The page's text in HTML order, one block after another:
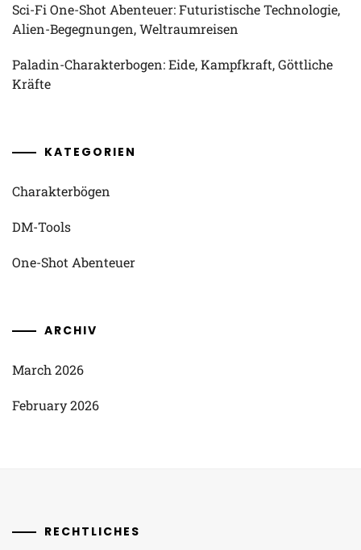
Sci-Fi One-Shot Abenteuer: Futuristische Technologie,
Alien-Begegnungen, Weltraumreisen
Paladin-Charakterbogen: Eide, Kampfkraft, Göttliche
Kräfte
KATEGORIEN
Charakterbögen
DM-Tools
One-Shot Abenteuer
ARCHIV
March 2026
February 2026
RECHTLICHES